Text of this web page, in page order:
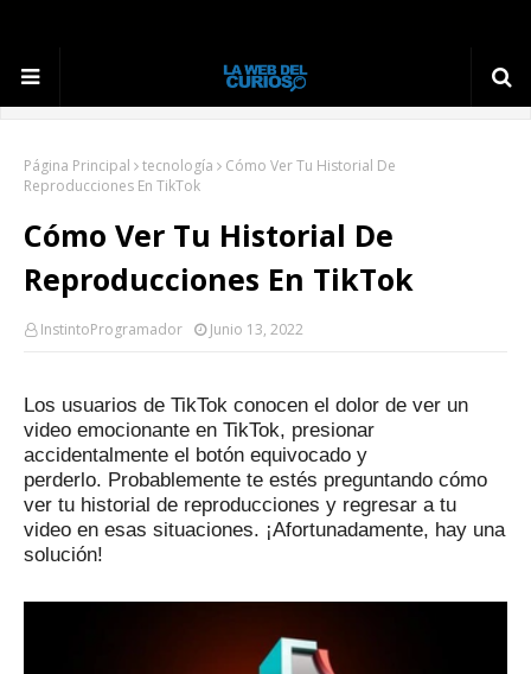
Página Principal tecnología
Cómo Ver Tu Historial De
Reproducciones En TikTok
Cómo Ver Tu Historial De
Reproducciones En TikTok
InstintoProgramador Junio 13, 2022
Los usuarios de TikTok conocen el dolor de ver un
video emocionante en TikTok, presionar
accidentalmente el botón equivocado y
perderlo. Probablemente te estés preguntando cómo
ver tu historial de reproducciones y regresar a tu
video en esas situaciones. ¡Afortunadamente, hay una
solución!